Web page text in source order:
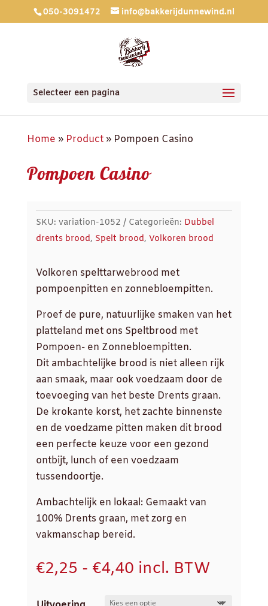
050-3091472 info@bakkerijdunnewind.nl
Selecteer een pagina
Home » Product» Pompoen Casino
Pompoen Casino
SKU: variation-1052 Categorieën: Dubbel
drents brood, Spelt brood, Volkoren brood
Volkoren spelttarwebrood met
pompoenpitten en zonnebloempitten.
Proef de pure, natuurlijke smaken van het
platteland met ons Speltbrood met
Pompoen- en Zonnebloempitten.
Dit ambachtelijke brood is niet alleen rijk
aan smaak, maar ook voedzaam door de
toevoeging van het beste Drents graan.
De krokante korst, het zachte binnenste
en de voedzame pitten maken dit brood
een perfecte keuze voor een gezond
ontbijt, lunch of een voedzaam
tussendoortje.
Ambachtelijk en lokaal: Gemaakt van
100% Drents graan, met zorg en
vakmanschap bereid.
€2,25 - €4,40Prijsklasse:
tot
incl. BTW